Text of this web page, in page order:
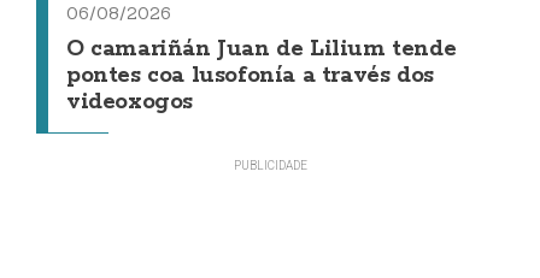
06/08/2026
O camariñán Juan de Lilium tende
pontes coa lusofonía a través dos
videoxogos